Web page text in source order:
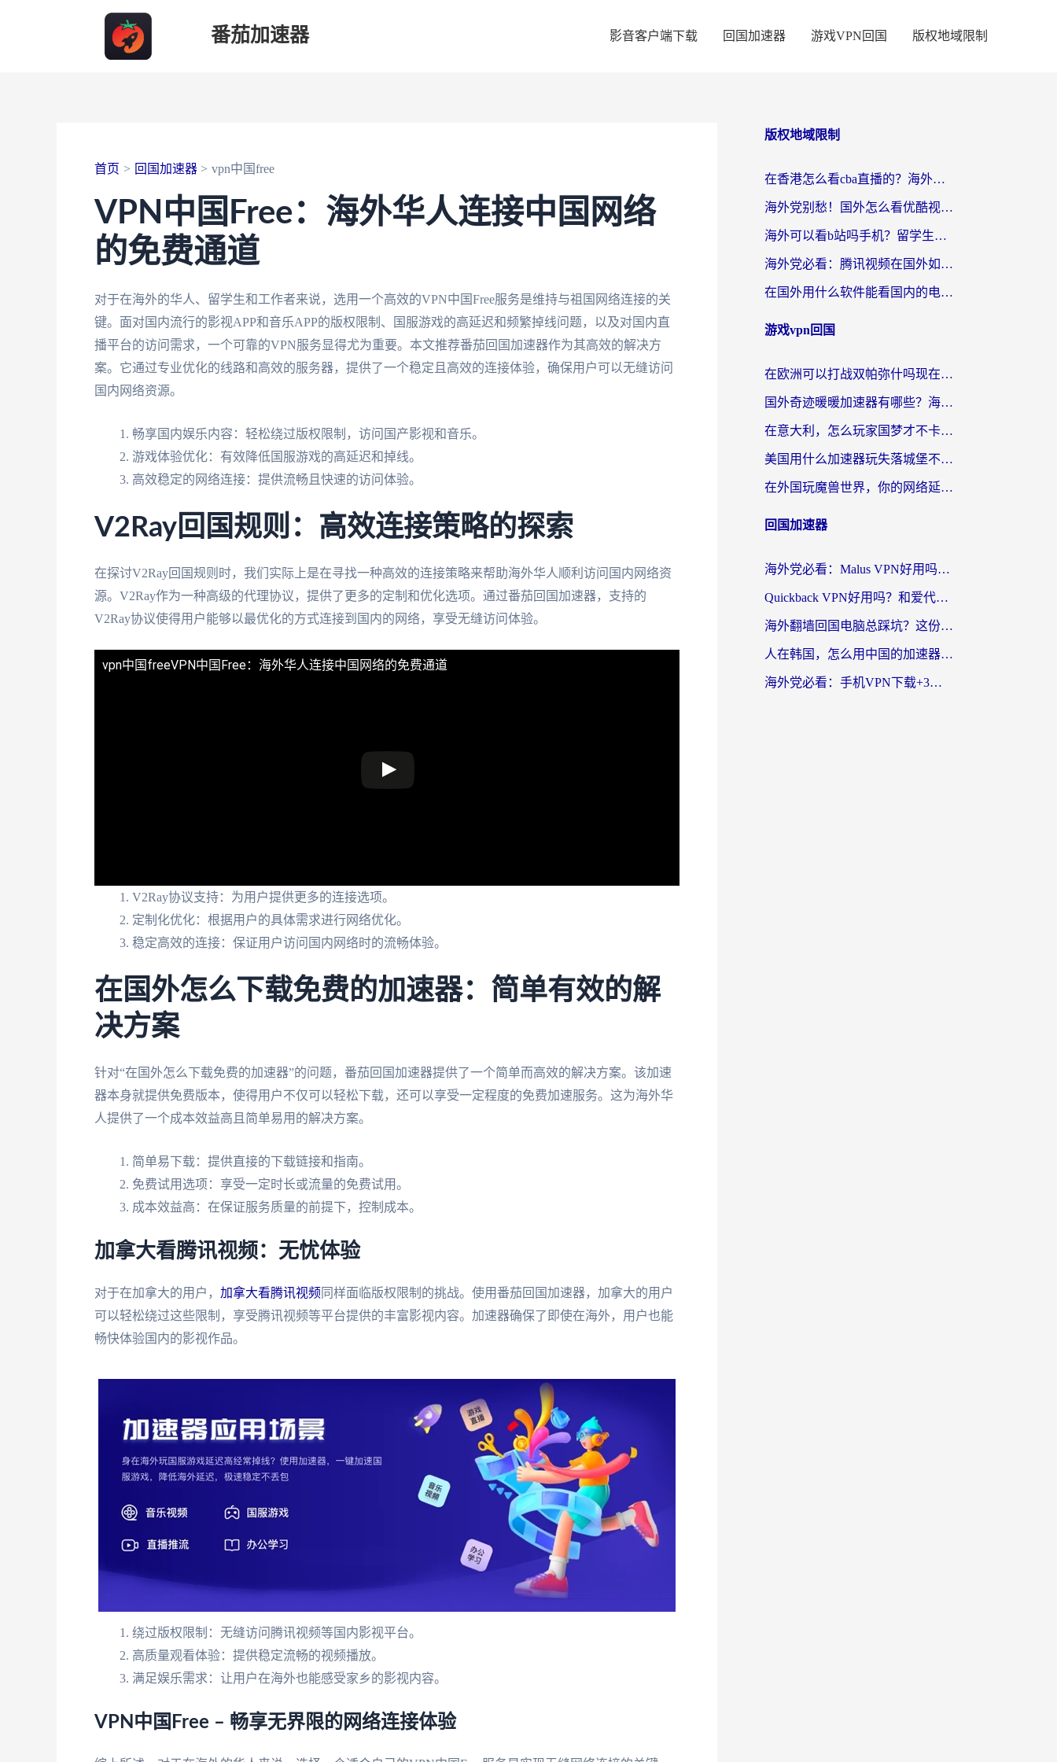
番茄加速器 影音客户端下载 回国加速器 游戏VPN回国 版权地域限制
首页 回国加速器 vpn中国free
VPN中国Free：海外华人连接中国网络
的免费通道
对于在海外的华人、留学生和工作者来说，选用一个高效的VPN中国Free服务是维持与祖国网络连接的关
键。面对国内流行的影视APP和音乐APP的版权限制、国服游戏的高延迟和频繁掉线问题，以及对国内直
播平台的访问需求，一个可靠的VPN服务显得尤为重要。本文推荐番茄回国加速器作为其高效的解决方
案。它通过专业优化的线路和高效的服务器，提供了一个稳定且高效的连接体验，确保用户可以无缝访问
国内网络资源。
畅享国内娱乐内容：轻松绕过版权限制，访问国产影视和音乐。
游戏体验优化：有效降低国服游戏的高延迟和掉线。
高效稳定的网络连接：提供流畅且快速的访问体验。
V2Ray回国规则：高效连接策略的探索
在探讨V2Ray回国规则时，我们实际上是在寻找一种高效的连接策略来帮助海外华人顺利访问国内网络资
源。V2Ray作为一种高级的代理协议，提供了更多的定制和优化选项。通过番茄回国加速器，支持的
V2Ray协议使得用户能够以最优化的方式连接到国内的网络，享受无缝访问体验。
vpn中国freeVPN中国Free：海外华人连接中国网络的免费通道
V2Ray协议支持：为用户提供更多的连接选项。
定制化优化：根据用户的具体需求进行网络优化。
稳定高效的连接：保证用户访问国内网络时的流畅体验。
在国外怎么下载免费的加速器：简单有效的解
决方案
针对“在国外怎么下载免费的加速器”的问题，番茄回国加速器提供了一个简单而高效的解决方案。该加速
器本身就提供免费版本，使得用户不仅可以轻松下载，还可以享受一定程度的免费加速服务。这为海外华
人提供了一个成本效益高且简单易用的解决方案。
简单易下载：提供直接的下载链接和指南。
免费试用选项：享受一定时长或流量的免费试用。
成本效益高：在保证服务质量的前提下，控制成本。
加拿大看腾讯视频：无忧体验
对于在加拿大的用户， 加拿大看腾讯视频 同样面临版权限制的挑战。使用番茄回国加速器，加拿大的用户
可以轻松绕过这些限制，享受腾讯视频等平台提供的丰富影视内容。加速器确保了即使在海外，用户也能
畅快体验国内的影视作品。
绕过版权限制：无缝访问腾讯视频等国内影视平台。
高质量观看体验：提供稳定流畅的视频播放。
满足娱乐需求：让用户在海外也能感受家乡的影视内容。
VPN中国Free – 畅享无界限的网络连接体验
版权地域限制
在香港怎么看cba直播的？海外党体育观赛终极指南：告别版权限制，畅享中文解说
海外党别愁！国外怎么看优酷视频？一招解决追剧、看直播难题
海外可以看b站吗手机？留学生亲测有效的回国加速指南
海外党必看：腾讯视频在国外如何解除地域限制？附优酷咪咕使用指南
在国外用什么软件能看国内的电视剧啊？留学生亲测有效的回国加速方案
游戏vpn回国
在欧洲可以打战双帕弥什吗现在？跨越延迟墙的实战指南
国外奇迹暖暖加速器有哪些？海外党国服游戏畅玩终极指南（附亲测推荐）
在意大利，怎么玩家国梦才不卡？这份终极加速指南请收好
美国用什么加速器玩失落城堡不卡？海外党亲测有效的国服游戏加速指南
在外国玩魔兽世界，你的网络延迟是最大的敌人
回国加速器
海外党必看：Malus VPN好用吗？和迅猛兔VPN对比哪个回国效果更好？附真实体验与避坑指南
Quickback VPN好用吗？和爱代理VPN对比哪个回国效果更好？
海外翻墙回国电脑总踩坑？这份实测指南帮你选对加速器（附ChickCNinitapMalus对比）
人在韩国，怎么用中国的加速器刷剧打游戏？这份真实体验指南给你答案
海外党必看：手机VPN下载+3步选对回国加速器，无缝刷国内资源不再愁